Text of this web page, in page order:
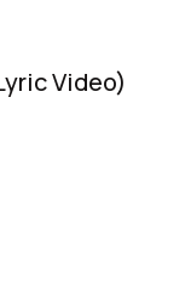
Video)